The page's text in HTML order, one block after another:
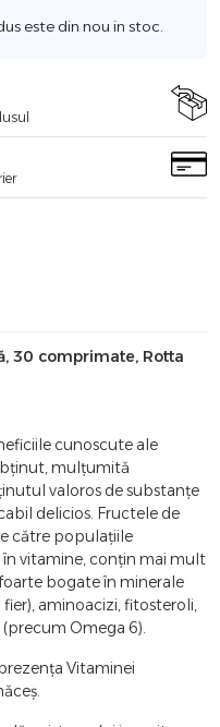
este din nou in stoc.
30 comprimate, Rotta
cunoscute ale
mulțumită
valoros de substanțe
delicios. Fructele de
către populațiile
vitamine, conțin mai mult
bogate în minerale
aminoacizi, fitosteroli,
Omega 6).
Vitaminei